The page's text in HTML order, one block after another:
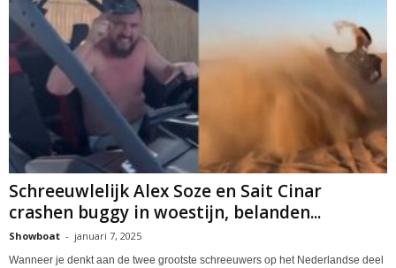
Schreeuwlelijk Alex Soze en Sait Cinar
crashen buggy in woestijn, belanden...
Showboat - januari 7, 2025
Wanneer je denkt aan de twee grootste schreeuwers op het Nederlandse deel